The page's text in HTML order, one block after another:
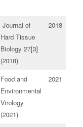
Journal of
Hard Tissue
Biology 27[3]
(2018)
2018
Food and
Environmental
Virology
(2021)
2021